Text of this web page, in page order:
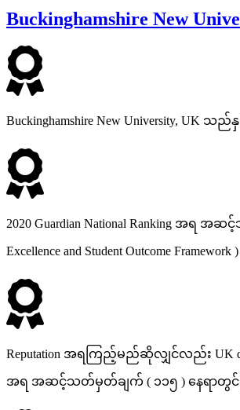
Buckinghamshire New
Buckinghamshire New University,
2020 Guardian National Ranking
Excellence and Student Outcome
Reputation အရကြည့်မည်ဆိုလျှင်လည်း UK
အရ အဆင့်သတ်မှတ်ချက် ( ၁၁၅ ) နေရာတွင်ရှိသ